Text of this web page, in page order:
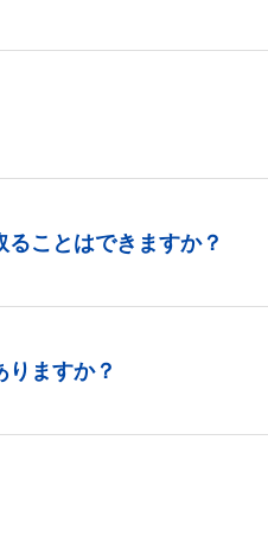
ことはできますか？
ますか？